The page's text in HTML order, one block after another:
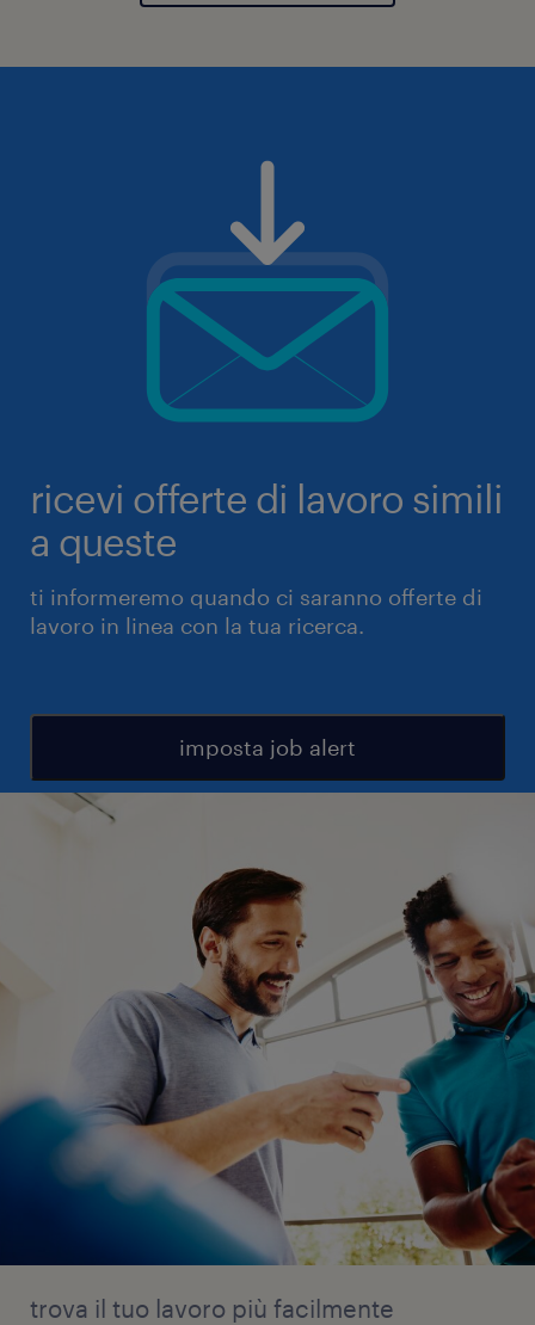
ricevi offerte di lavoro simili
a queste
ti informeremo quando ci saranno offerte di
lavoro in linea con la tua ricerca.
imposta job alert
trova il tuo lavoro più facilmente